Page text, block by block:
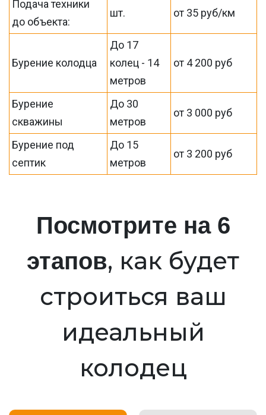
Подача техники
до объекта:
шт. от 35 руб/км
Бурение колодца
До 17
колец - 14
метров
от 4 200 руб
Бурение
скважины
До 30
метров
от 3 000 руб
Бурение под
септик
До 15
метров
от 3 200 руб
Посмотрите на 6
этапов, как будет
строиться ваш
идеальный
колодец